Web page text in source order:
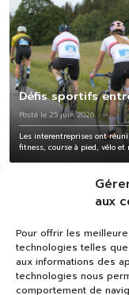
aux
Pour offrir les
technologies telles
aux informations des
technologies nous
comportement de
Défis sportifs
Posté le 25 juin 2026
Les interentreprises ont
fitness, course à pied, vélo et